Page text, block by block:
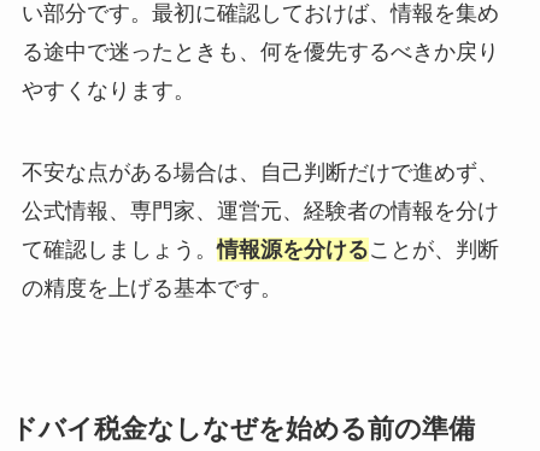
い部分です。最初に確認しておけば、情報を集め
る途中で迷ったときも、何を優先するべきか戻り
やすくなります。
不安な点がある場合は、自己判断だけで進めず、
公式情報、専門家、運営元、経験者の情報を分け
て確認しましょう。情報源を分けることが、判断
の精度を上げる基本です。
ドバイ税金なしなぜを始める前の準備